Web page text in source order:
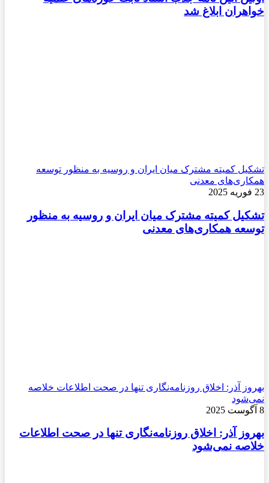
خواهران ابلاغ شد
تشکیل کمیته مشترک میان ایران و روسیه به منظور توسعه
همکاری‌های معدنی
23 فوریه 2025
تشکیل کمیته مشترک میان ایران و روسیه به منظور
توسعه همکاری‌های معدنی
بهروز آذر: اخلاق روزنامه‌نگاری تنها در صحت اطلاعات خلاصه
نمی‌شود
8 آگوست 2025
بهروز آذر: اخلاق روزنامه‌نگاری تنها در صحت اطلاعات
خلاصه نمی‌شود